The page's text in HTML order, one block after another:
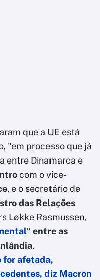
que a UE está
"em processo que já
entre Dinamarca e
com o vice-
, e o secretário de
das Relações
Løkke Rasmussen,
entre as
.
for afetada,
diz Macron